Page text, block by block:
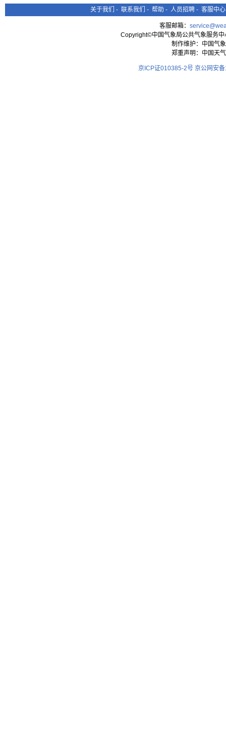
关于我们 - 联系我们 - 帮助 - 人员招聘 - 客服中心
客服邮箱：
Copyright©中国气象局公共气象服务
制作维护：中国气
郑重声明：中国天
京ICP证010385-2号 京公网安